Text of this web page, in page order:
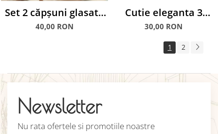
Set 2 căpșuni glasate
în ciocolată
40,00 RON
Cutie eleganta 3
macarons
30,00 RON
1 2
Newsletter
Nu rata ofertele si promotiile noastre